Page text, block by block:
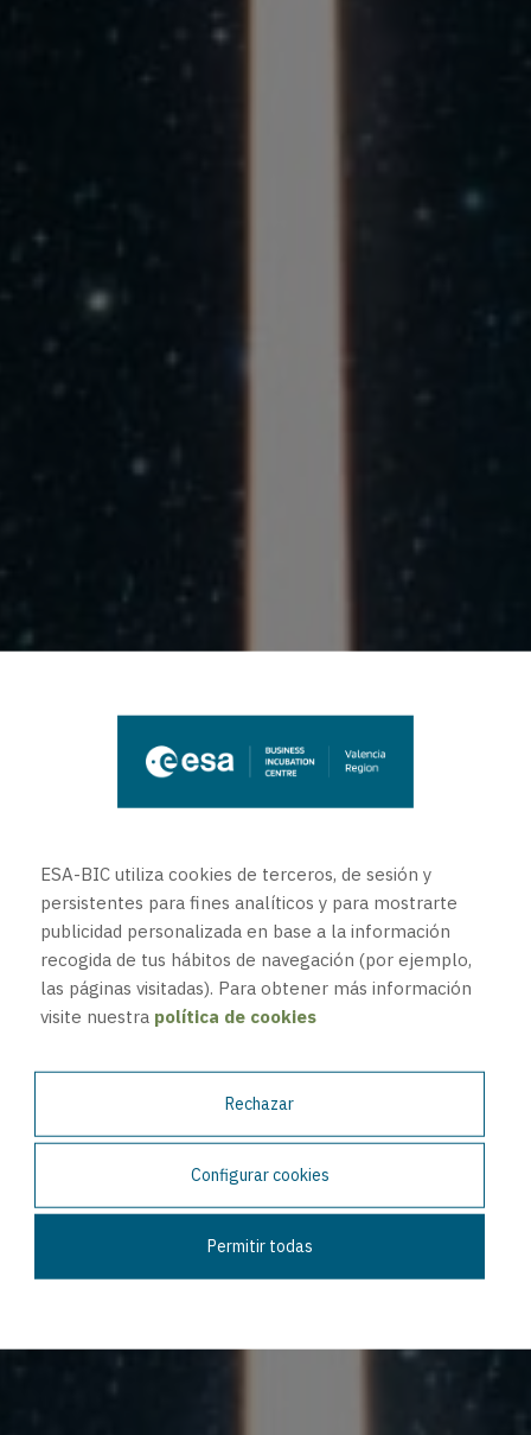
ESA-BIC utiliza cookies de terceros, de sesión y
persistentes para fines analíticos y para mostrarte
publicidad personalizada en base a la información
recogida de tus hábitos de navegación (por ejemplo,
las páginas visitadas). Para obtener más información
visite nuestra política de cookies
Rechazar
Configurar cookies
Permitir todas